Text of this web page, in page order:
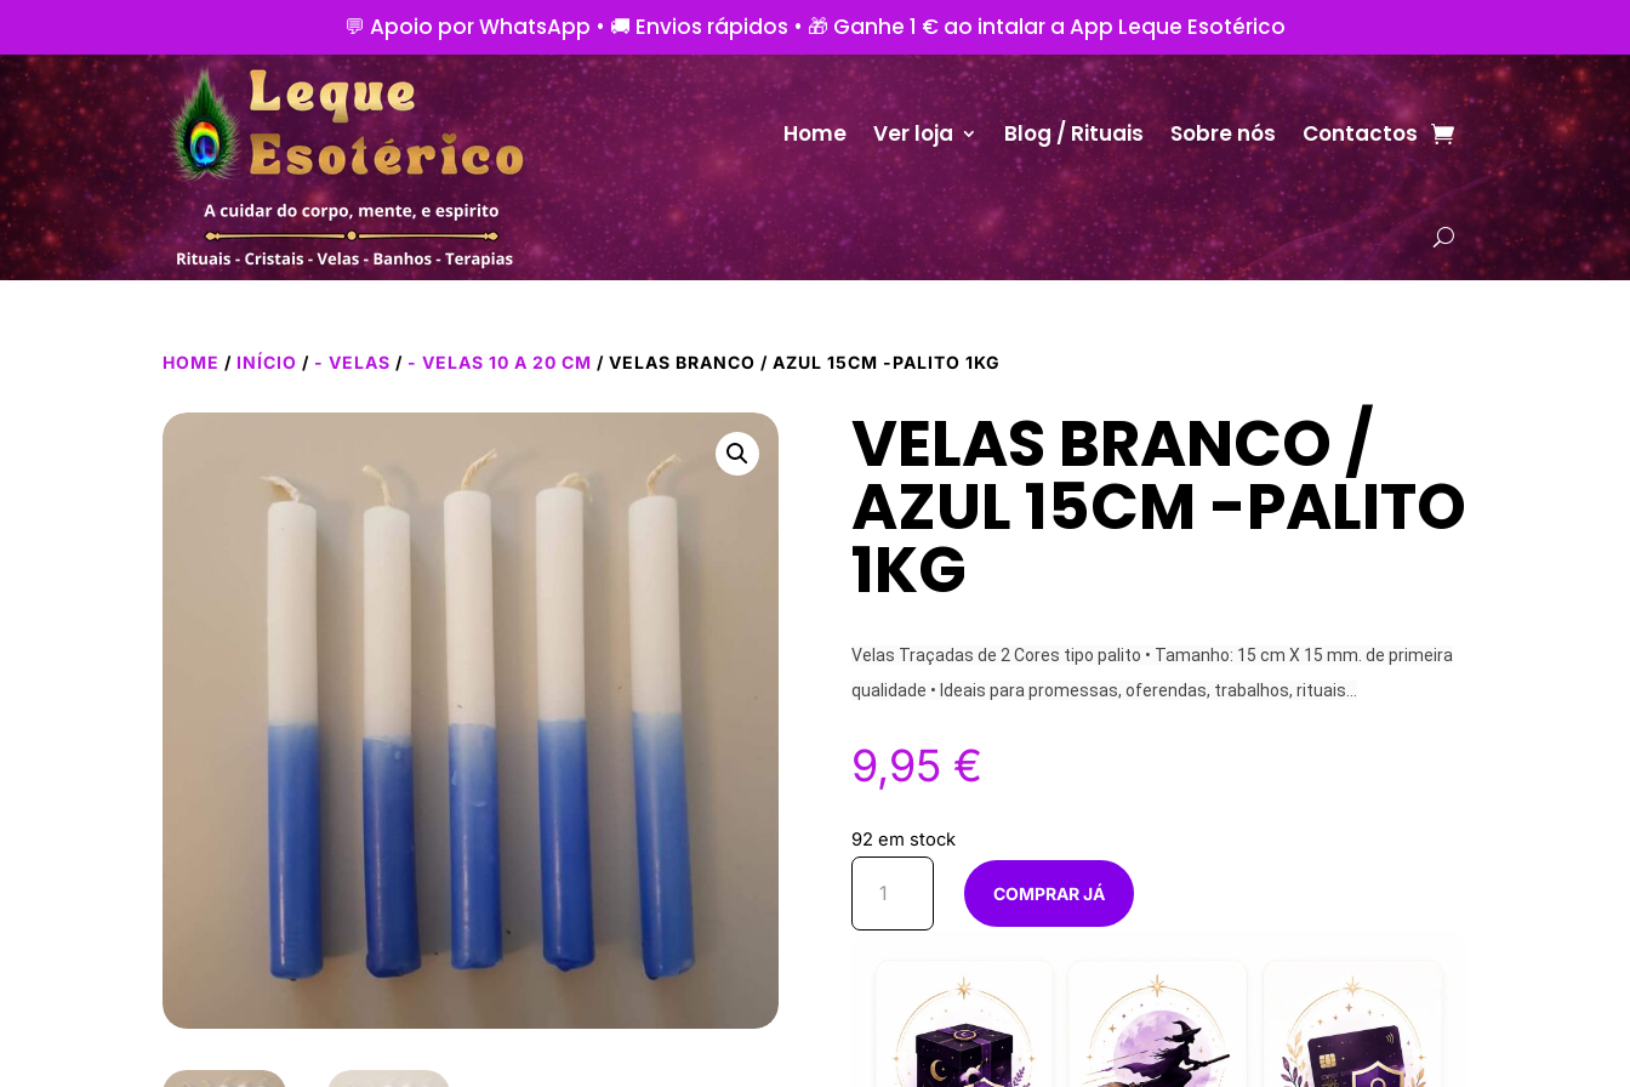
💬 Apoio por WhatsApp • 🚚 Envios rápidos • 🎁 Ganhe 1 € ao intalar a App Leque Esotérico
Home Ver loja Blog / Rituais Sobre nós Contactos
HOME / INÍCIO / - VELAS / - VELAS 10 A 20 CM / VELAS BRANCO / AZUL 15CM -PALITO 1KG
VELAS BRANCO /
AZUL 15CM -PALITO
1KG
Velas Traçadas de 2 Cores tipo palito • Tamanho: 15 cm X 15 mm. de primeira
qualidade • Ideais para promessas, oferendas, trabalhos, rituais…
9,95 €
92 em stock
Quantidade
15cm
COMPRAR JÁ